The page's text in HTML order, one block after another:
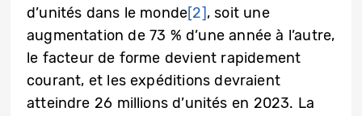
d’unités dans le monde[2], soit une
augmentation de 73 % d’une année à l’autre,
le facteur de forme devient rapidement
courant, et les expéditions devraient
atteindre 26 millions d’unités en 2023. La